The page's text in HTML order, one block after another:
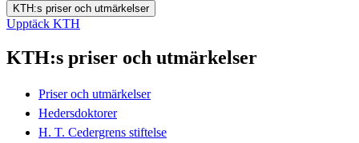
KTH:s priser och utmärkelser
Upptäck KTH
KTH:s priser och utmärkelser
Priser och utmärkelser
Hedersdoktorer
H. T. Cedergrens stiftelse